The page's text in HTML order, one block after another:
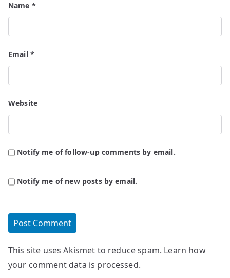
Name *
Email *
Website
Notify me of follow-up comments by email.
Notify me of new posts by email.
This site uses Akismet to reduce spam. Learn how
your comment data is processed.